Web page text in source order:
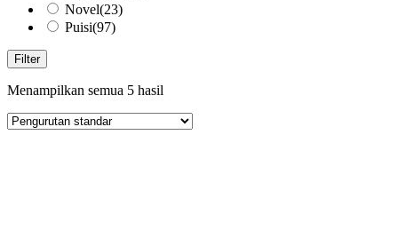
Novel(23)
Puisi(97)
Filter
Menampilkan semua 5 hasil